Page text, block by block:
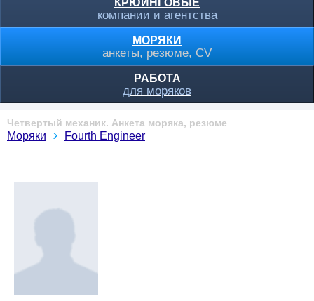
КРЮИНГОВЫЕ
компании и агентства
МОРЯКИ
анкеты, резюме, CV
РАБОТА
для моряков
Четвертый механик. Анкета моряка, резюме
Моряки Fourth Engineer